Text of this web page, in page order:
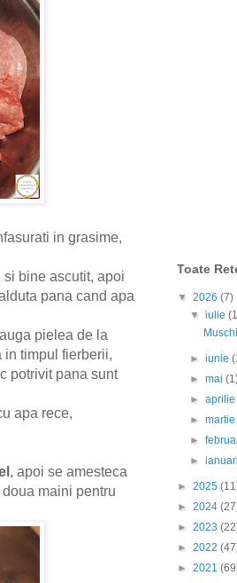
in grasime,
bine ascutit, apoi
pana cand apa
pielea de la
in timpul fierberii,
potrivit pana sunt
apa rece,
, apoi se amesteca
maini pentru
Toate
▼ 2026 (7)
▼iulie
►iunie
►mai
►
►
►
►
► 2025
► 2024
► 2023
► 2022
► 2021